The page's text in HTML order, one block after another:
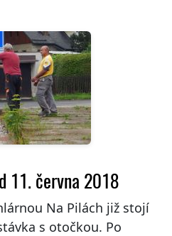
11. června 2018
Na Pilách již stojí
s otočkou. Po